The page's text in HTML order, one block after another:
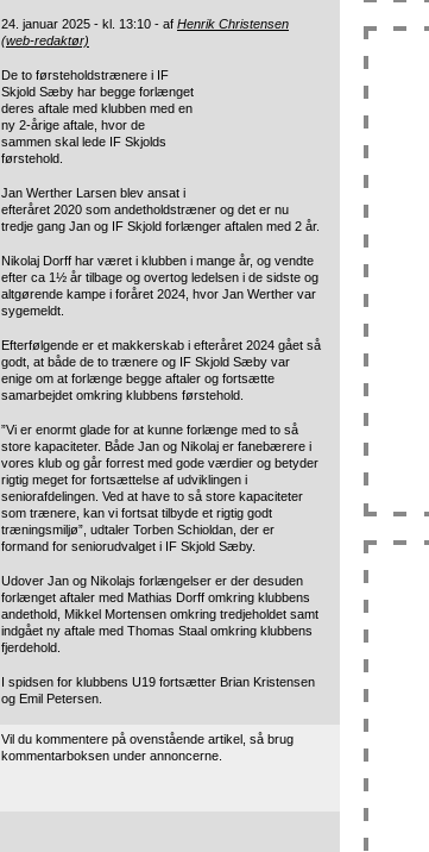
24. januar 2025 - kl. 13:10 - af Henrik Christensen
(web-redaktør)
De to førsteholdstrænere i IF
Skjold Sæby har begge forlænget
deres aftale med klubben med en
ny 2-årige aftale, hvor de
sammen skal lede IF Skjolds
førstehold.
Jan Werther Larsen blev ansat i
efteråret 2020 som andetholdstræner og det er nu
tredje gang Jan og IF Skjold forlænger aftalen med 2 år.
Nikolaj Dorff har været i klubben i mange år, og vendte
efter ca 1½ år tilbage og overtog ledelsen i de sidste og
altgørende kampe i foråret 2024, hvor Jan Werther var
sygemeldt.
Efterfølgende er et makkerskab i efteråret 2024 gået så
godt, at både de to trænere og IF Skjold Sæby var
enige om at forlænge begge aftaler og fortsætte
samarbejdet omkring klubbens førstehold.
”Vi er enormt glade for at kunne forlænge med to så
store kapaciteter. Både Jan og Nikolaj er fanebærere i
vores klub og går forrest med gode værdier og betyder
rigtig meget for fortsættelse af udviklingen i
seniorafdelingen. Ved at have to så store kapaciteter
som trænere, kan vi fortsat tilbyde et rigtig godt
træningsmiljø”, udtaler Torben Schioldan, der er
formand for seniorudvalget i IF Skjold Sæby.
Udover Jan og Nikolajs forlængelser er der desuden
forlænget aftaler med Mathias Dorff omkring klubbens
andethold, Mikkel Mortensen omkring tredjeholdet samt
indgået ny aftale med Thomas Staal omkring klubbens
fjerdehold.
I spidsen for klubbens U19 fortsætter Brian Kristensen
og Emil Petersen.
Vil du kommentere på ovenstående artikel, så brug
kommentarboksen under annoncerne.